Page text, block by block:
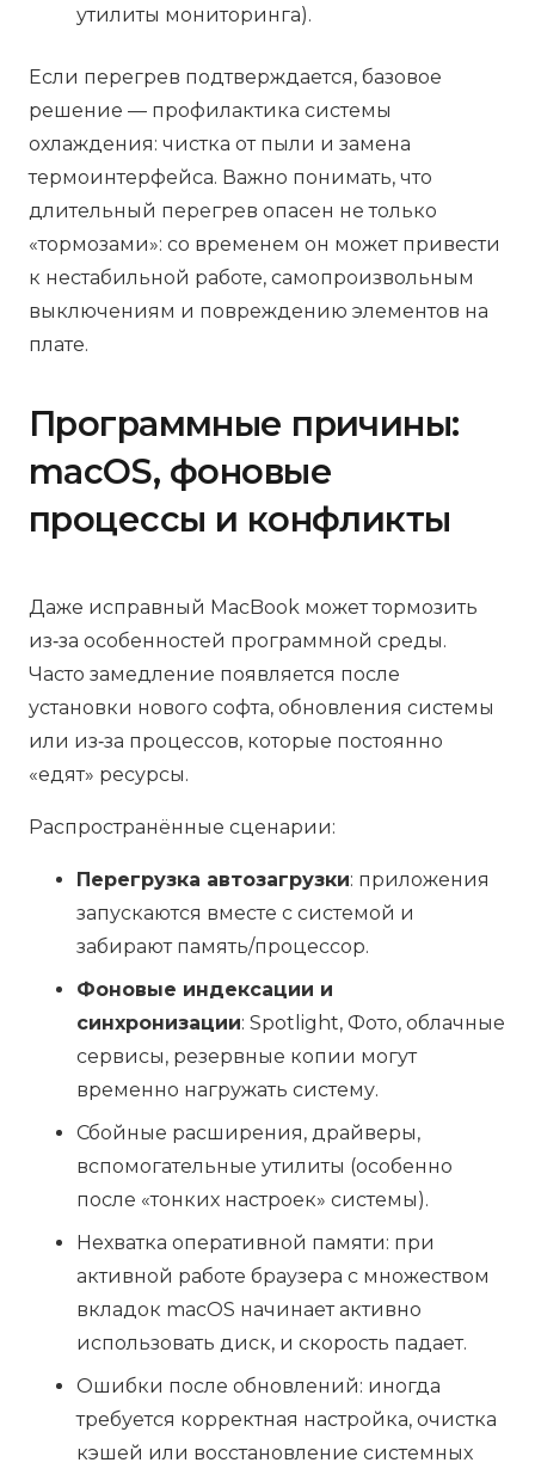
утилиты мониторинга).
Если перегрев подтверждается, базовое
решение — профилактика системы
охлаждения: чистка от пыли и замена
термоинтерфейса. Важно понимать, что
длительный перегрев опасен не только
«тормозами»: со временем он может привести
к нестабильной работе, самопроизвольным
выключениям и повреждению элементов на
плате.
Программные причины:
macOS, фоновые
процессы и конфликты
Даже исправный MacBook может тормозить
из‑за особенностей программной среды.
Часто замедление появляется после
установки нового софта, обновления системы
или из‑за процессов, которые постоянно
«едят» ресурсы.
Распространённые сценарии:
Перегрузка автозагрузки: приложения
запускаются вместе с системой и
забирают память/процессор.
Фоновые индексации и
синхронизации: Spotlight, Фото, облачные
сервисы, резервные копии могут
временно нагружать систему.
Сбойные расширения, драйверы,
вспомогательные утилиты (особенно
после «тонких настроек» системы).
Нехватка оперативной памяти: при
активной работе браузера с множеством
вкладок macOS начинает активно
использовать диск, и скорость падает.
Ошибки после обновлений: иногда
требуется корректная настройка, очистка
кэшей или восстановление системных